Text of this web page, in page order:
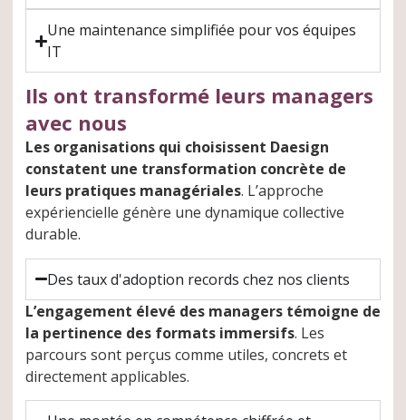
Une maintenance simplifiée pour vos équipes
IT
Ils ont transformé leurs managers
avec nous
Les organisations qui choisissent Daesign
constatent une transformation concrète de
leurs pratiques managériales. L’approche
expériencielle génère une dynamique collective
durable.
Des taux d'adoption records chez nos clients
L’engagement élevé des managers témoigne de
la pertinence des formats immersifs. Les
parcours sont perçus comme utiles, concrets et
directement applicables.